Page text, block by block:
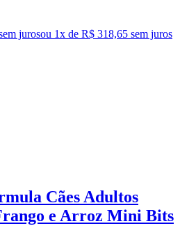
jurosou 1x de R$ 318,65 sem juros
Cães Adultos
e Arroz Mini Bits